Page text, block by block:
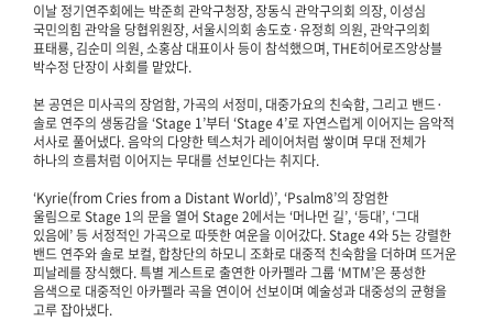
이날 정기연주회에는 박준희 관악구청장, 장동식 관악구의회 의장, 이성심
국민의힘 관악을 당협위원장, 서울시의회 송도호·유정희 의원, 관악구의회
표태룡, 김순미 의원, 소홍삼 대표이사 등이 참석했으며, THE히어로즈앙상블
박수정 단장이 사회를 맡았다.
본 공연은 미사곡의 장엄함, 가곡의 서정미, 대중가요의 친숙함, 그리고 밴드·
솔로 연주의 생동감을 ‘Stage 1’부터 ‘Stage 4’로 자연스럽게 이어지는 음악적
서사로 풀어냈다. 음악의 다양한 텍스처가 레이어처럼 쌓이며 무대 전체가
하나의 흐름처럼 이어지는 무대를 선보인다는 취지다.
‘Kyrie(from Cries from a Distant World)’, ‘Psalm8’의 장엄한
울림으로 Stage 1의 문을 열어 Stage 2에서는 ‘머나먼 길’, ‘등대’, ‘그대
있음에’ 등 서정적인 가곡으로 따뜻한 여운을 이어갔다. Stage 4와 5는 강렬한
밴드 연주와 솔로 보컬, 합창단의 하모니 조화로 대중적 친숙함을 더하며 뜨거운
피날레를 장식했다. 특별 게스트로 출연한 아카펠라 그룹 ‘MTM’은 풍성한
음색으로 대중적인 아카펠라 곡을 연이어 선보이며 예술성과 대중성의 균형을
고루 잡아냈다.